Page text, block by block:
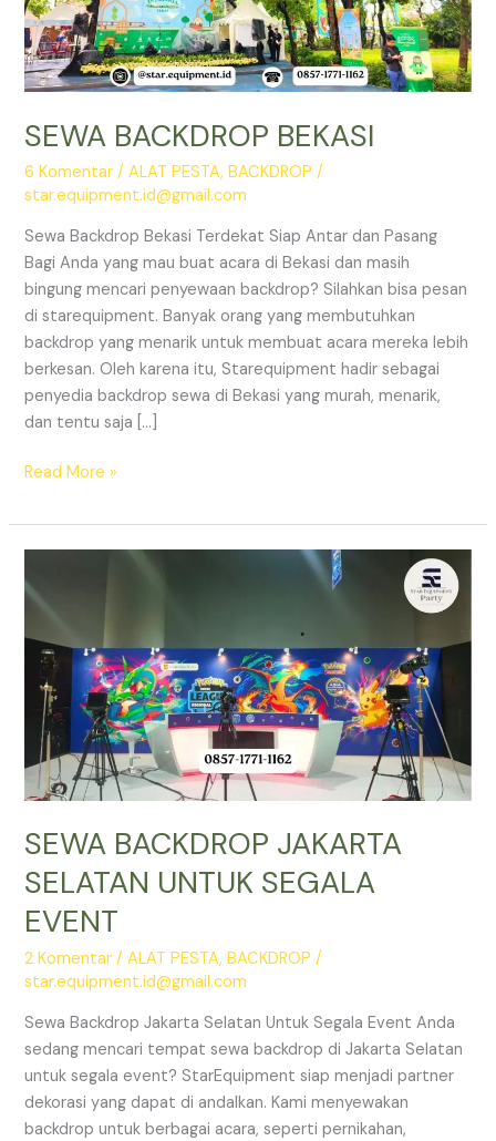
SEWA BACKDROP BEKASI
6 Komentar /ALAT PESTA,BACKDROP /
star.equipment.id@gmail.com
Sewa Backdrop Bekasi Terdekat Siap Antar dan Pasang
Bagi Anda yang mau buat acara di Bekasi dan masih
bingung mencari penyewaan backdrop? Silahkan bisa pesan
di starequipment. Banyak orang yang membutuhkan
backdrop yang menarik untuk membuat acara mereka lebih
berkesan. Oleh karena itu, Starequipment hadir sebagai
penyedia backdrop sewa di Bekasi yang murah, menarik,
dan tentu saja […]
SEWA
BEKASI
Read More »
SEWA BACKDROP JAKARTA
SELATAN UNTUK SEGALA
EVENT
2 Komentar /ALAT PESTA,BACKDROP /
star.equipment.id@gmail.com
Sewa Backdrop Jakarta Selatan Untuk Segala Event Anda
sedang mencari tempat sewa backdrop di Jakarta Selatan
untuk segala event? StarEquipment siap menjadi partner
dekorasi yang dapat di andalkan. Kami menyewakan
backdrop untuk berbagai acara, seperti pernikahan,